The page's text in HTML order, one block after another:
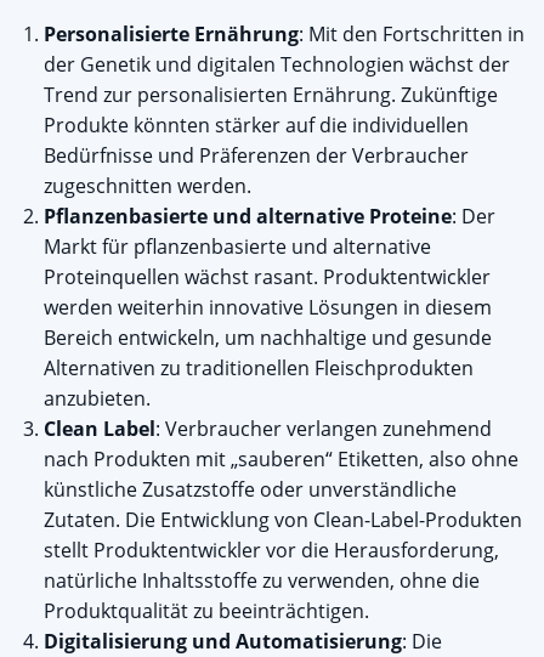
Personalisierte Ernährung: Mit den Fortschritten in
der Genetik und digitalen Technologien wächst der
Trend zur personalisierten Ernährung. Zukünftige
Produkte könnten stärker auf die individuellen
Bedürfnisse und Präferenzen der Verbraucher
zugeschnitten werden.
Pflanzenbasierte und alternative Proteine: Der
Markt für pflanzenbasierte und alternative
Proteinquellen wächst rasant. Produktentwickler
werden weiterhin innovative Lösungen in diesem
Bereich entwickeln, um nachhaltige und gesunde
Alternativen zu traditionellen Fleischprodukten
anzubieten.
Clean Label: Verbraucher verlangen zunehmend
nach Produkten mit „sauberen“ Etiketten, also ohne
künstliche Zusatzstoffe oder unverständliche
Zutaten. Die Entwicklung von Clean-Label-Produkten
stellt Produktentwickler vor die Herausforderung,
natürliche Inhaltsstoffe zu verwenden, ohne die
Produktqualität zu beeinträchtigen.
Digitalisierung und Automatisierung: Die